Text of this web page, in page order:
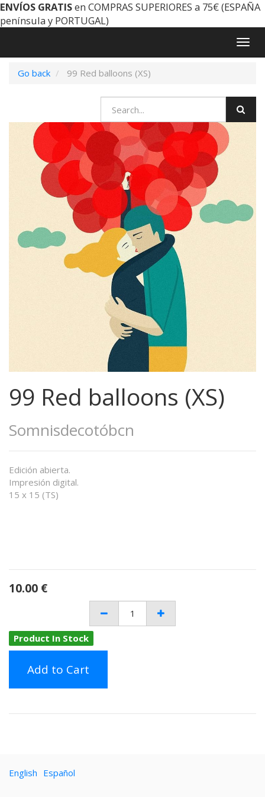
ENVÍOS GRATISen COMPRAS SUPERIORES a 75€ (ESPAÑA
península y PORTUGAL)
Go back
99 Red balloons (XS)
99 Red balloons (XS)
Somnisdecotóbcn
Edición abierta.
Impresión digital.
15 x 15 (TS)
10.00 €
Product In Stock
Add to Cart
English Español